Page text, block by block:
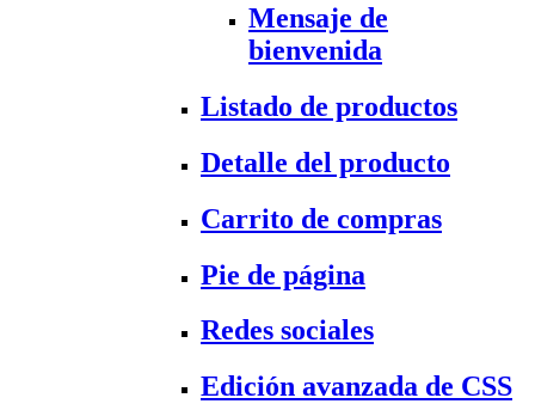
Mensaje de
bienvenida
Listado de productos
Detalle del producto
Carrito de compras
Pie de página
Redes sociales
Edición avanzada de CSS